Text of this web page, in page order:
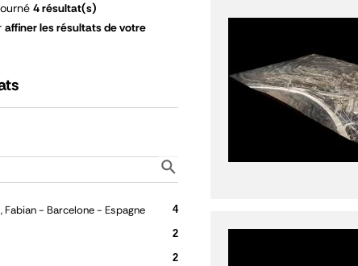
4 résultat(s)
affiner les résultats de votre
Fabian - Barcelone - Espagne 4
2
2